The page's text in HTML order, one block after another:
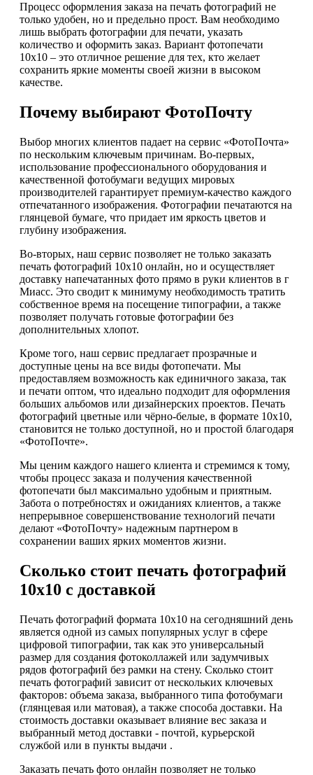
Процесс оформления заказа на печать фотографий не
только удобен, но и предельно прост. Вам необходимо
лишь выбрать фотографии для печати, указать
количество и оформить заказ. Вариант фотопечати
10х10 – это отличное решение для тех, кто желает
сохранить яркие моменты своей жизни в высоком
качестве.
Почему выбирают ФотоПочту
Выбор многих клиентов падает на сервис «ФотоПочта»
по нескольким ключевым причинам. Во-первых,
использование профессионального оборудования и
качественной фотобумаги ведущих мировых
производителей гарантирует премиум-качество каждого
отпечатанного изображения. Фотографии печатаются на
глянцевой бумаге, что придает им яркость цветов и
глубину изображения.
Во-вторых, наш сервис позволяет не только заказать
печать фотографий 10х10 онлайн, но и осуществляет
доставку напечатанных фото прямо в руки клиентов в г
Миасс. Это сводит к минимуму необходимость тратить
собственное время на посещение типографии, а также
позволяет получать готовые фотографии без
дополнительных хлопот.
Кроме того, наш сервис предлагает прозрачные и
доступные цены на все виды фотопечати. Мы
предоставляем возможность как единичного заказа, так
и печати оптом, что идеально подходит для оформления
больших альбомов или дизайнерских проектов. Печать
фотографий цветные или чёрно-белые, в формате 10х10,
становится не только доступной, но и простой благодаря
«ФотоПочте».
Мы ценим каждого нашего клиента и стремимся к тому,
чтобы процесс заказа и получения качественной
фотопечати был максимально удобным и приятным.
Забота о потребностях и ожиданиях клиентов, а также
непрерывное совершенствование технологий печати
делают «ФотоПочту» надежным партнером в
сохранении ваших ярких моментов жизни.
Сколько стоит печать фотографий
10х10 с доставкой
Печать фотографий формата 10х10 на сегодняшний день
является одной из самых популярных услуг в сфере
цифровой типографии, так как это универсальный
размер для создания фотоколлажей или задумчивых
рядов фотографий без рамки на стену. Сколько стоит
печать фотографий зависит от нескольких ключевых
факторов: объема заказа, выбранного типа фотобумаги
(глянцевая или матовая), а также способа доставки. На
стоимость доставки оказывает влияние вес заказа и
выбранный метод доставки - почтой, курьерской
службой или в пункты выдачи .
Заказать печать фото онлайн позволяет не только